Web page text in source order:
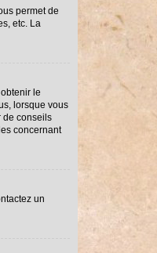
permet de
etc. La
le
lorsque vous
de conseils
concernant
un